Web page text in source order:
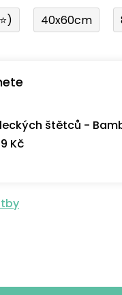
40x60cm
štětců -
Kč